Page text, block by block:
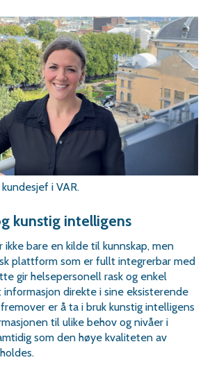
i VAR.
kunstig intelligens
ikke bare en kilde til kunnskap, men
plattform som er fullt integrerbar med
gir helsepersonell rask og enkel
direkte i sine eksisterende
er å ta i bruk kunstig intelligens
til ulike behov og nivåer i
som den høye kvaliteten av